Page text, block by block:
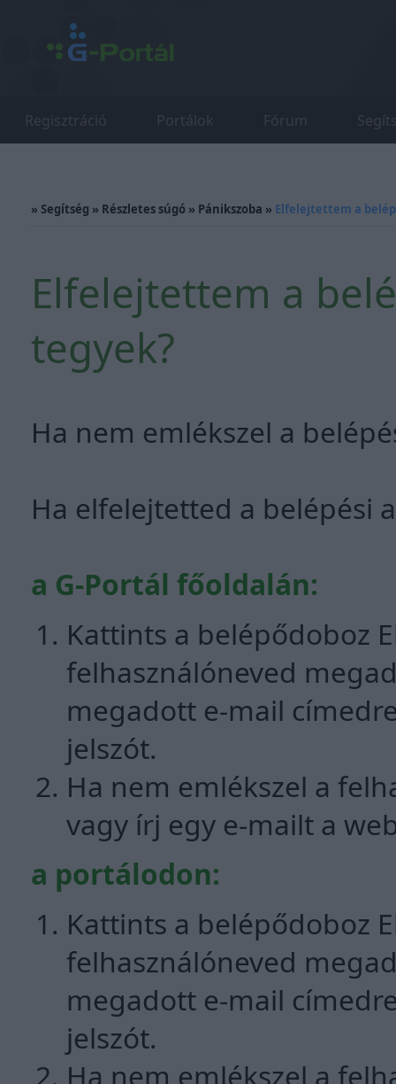
Regisztráció Portálok Fórum
» Segítség » Részletes súgó » Pánikszoba » Elfelejtettem a
Elfelejtettem a
tegyek?
Ha nem emlékszel a
Ha elfelejtetted a belépési
a G-Portál főoldalán:
Kattints a belépődoboz
felhasználóneved
megadott e-mail
jelszót.
Ha nem emlékszel a
vagy írj egy e-mailt a
a portálodon:
Kattints a belépődoboz
felhasználóneved
megadott e-mail
jelszót.
Ha nem emlékszel a